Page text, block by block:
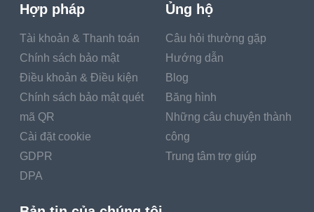
Hợp pháp
Tài khoản & Thanh toán
Chính sách bảo mật
Điều khoản & Điều kiện
Chính sách bảo mật quét
mã QR
Cài đặt cookie
GDPR
DPA
Ủng hộ
Câu hỏi thường gặp
Hướng dẫn
Blog
Băng hình
Những câu chuyện thành
công
Trung tâm trợ giúp